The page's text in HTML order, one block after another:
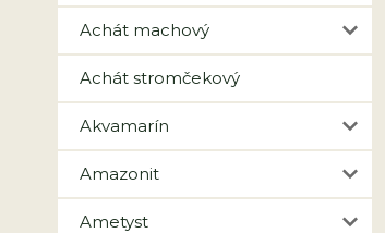
Achát machový
Achát stromčekový
Akvamarín
Amazonit
Ametyst